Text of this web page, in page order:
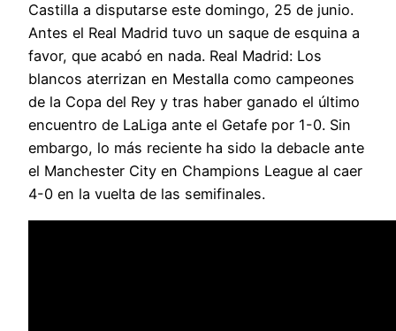
Castilla a disputarse este domingo, 25 de junio.
Antes el Real Madrid tuvo un saque de esquina a
favor, que acabó en nada. Real Madrid: Los
blancos aterrizan en Mestalla como campeones
de la Copa del Rey y tras haber ganado el último
encuentro de LaLiga ante el Getafe por 1-0. Sin
embargo, lo más reciente ha sido la debacle ante
el Manchester City en Champions League al caer
4-0 en la vuelta de las semifinales.